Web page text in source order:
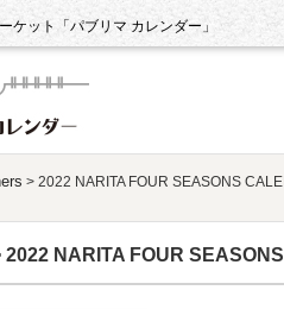
ケット「パブリマ カレンダー」
> 2022 NARITA FOUR SEASONS
2022 NARITA FOUR